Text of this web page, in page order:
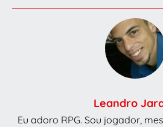
Leandro
Eu adoro RPG. Sou jogador,